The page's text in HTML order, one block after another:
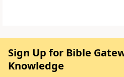
Sign Up for Bible
Knowledge